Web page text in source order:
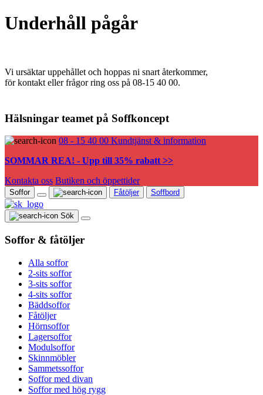
Underhåll pågår
Vi ursäktar uppehållet och hoppas ni snart återkommer,
för kontakt eller frågor ring oss på 08-15 40 00.
Hälsningar teamet på Soffkoncept
08 - 15 40 00 Kundtjänst & information
SOMMAR REA! - Upp till 35% rabatt >>
Kontakta oss Butiken och öppettider
Soffor Fåtöljer Soffbord
Sök
Soffor & fåtöljer
Alla soffor
2-sits soffor
3-sits soffor
4-sits soffor
Bäddsoffor
Fåtöljer
Hörnsoffor
Lagersoffor
Modulsoffor
Skinnmöbler
Sammetssoffor
Soffor med divan
Soffor med hög rygg